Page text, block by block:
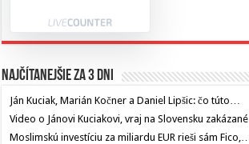
Najčítanejšie za 3 dni
Ján Kuciak, Marián Kočner a Daniel Lipšic: čo túto…
Video o Jánovi Kuciakovi, vraj na Slovensku zakázané
Moslimskú investíciu za miliardu EUR rieši sám Fico,…